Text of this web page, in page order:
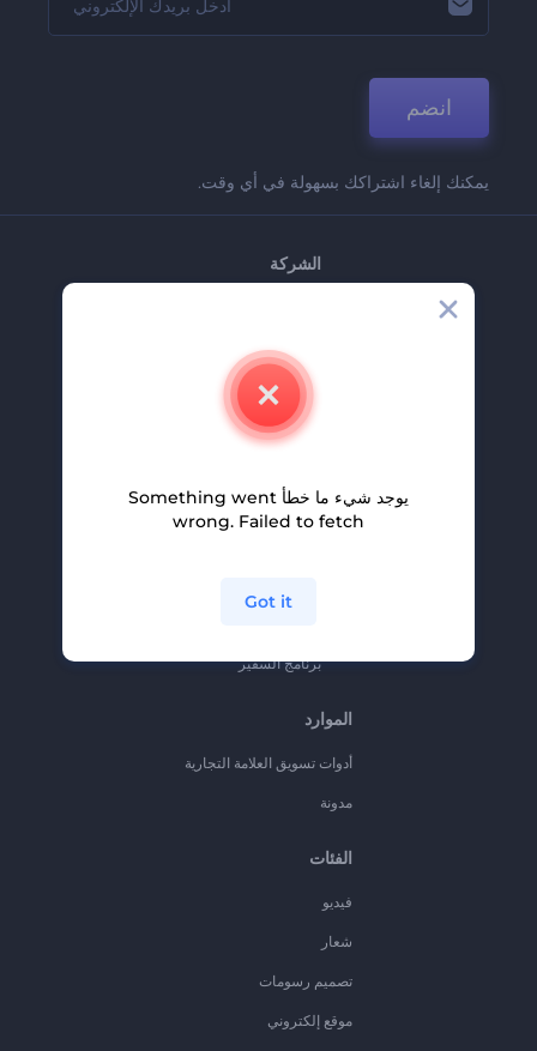
انضم
يمكنك إلغاء اشتراكك بسهولة في أي وقت.
الشركة
اتصل بنا
وظائف
المساعدة والدعم
سياسة الخصوصية
برنامج السفير
الموارد
أدوات تسويق العلامة التجارية
مدونة
الفئات
فيديو
شعار
تصميم رسومات
موقع إلكتروني
يوجد شيء ما خطأ Something went
wrong. Failed to fetch
Got it